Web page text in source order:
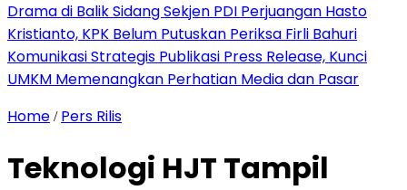
Drama di Balik Sidang Sekjen PDI Perjuangan Hasto
Kristianto, KPK Belum Putuskan Periksa Firli Bahuri
Komunikasi Strategis Publikasi Press Release, Kunci
UMKM Memenangkan Perhatian Media dan Pasar
Home / Pers Rilis
Teknologi HJT Tampil